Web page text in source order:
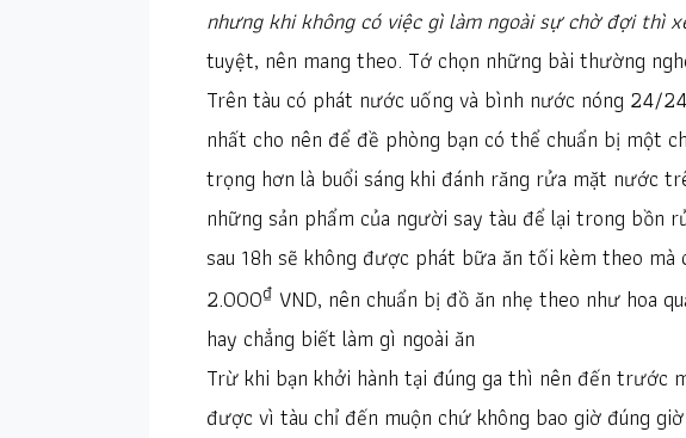
nhưng khi không có việc gì làm ngoài sự chờ đợi thì
tuyệt, nên mang theo. Tớ chọn những bài thường
Trên tàu có phát nước uống và bình nước nóng 24/
nhất cho nên để đề phòng bạn có thể chuẩn bị một
trọng hơn là buổi sáng khi đánh răng rửa mặt nước
những sản phẩm của người say tàu để lại trong bồn
sau 18h sẽ không được phát bữa ăn tối kèm theo
2.000₫ VND, nên chuẩn bị đồ ăn nhẹ theo như hoa
hay chẳng biết làm gì ngoài ăn
Trừ khi bạn khởi hành tại đúng ga thì nên đến trước
được vì tàu chỉ đến muộn chứ không bao giờ đúng